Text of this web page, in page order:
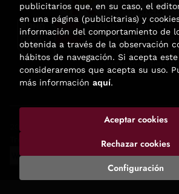
Esta actividad ha
para la modernización
la Comunidad
correspondiente
. Todos los
publicitarios que, en su caso, el
en una página (publicitarias) y
información del comportamiento de
obtenida a través de la observación
hábitos de navegación. Si acepta
consideraremos que acepta su uso.
más información aquí.
Configuración
Rechazar cookies
Aceptar cookies